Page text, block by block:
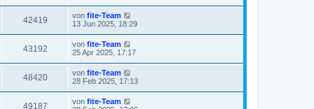
42419 von fite-Team
13 Jun 2025, 18:29
43192 von fite-Team
25 Apr 2025, 17:17
48420 von fite-Team
28 Feb 2025, 17:13
49187 von fite-Team